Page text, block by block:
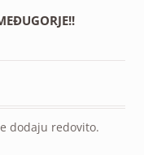
dodaju redovito.